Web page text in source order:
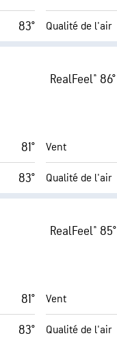
83° Qualité de l'air
69° F Plafond nuageux
RealFeel® 86°
81°
83°
Vent
Qualité de l'air
68° F Plafond nuageux
RealFeel® 85°
81°
83°
Vent
Qualité de l'air